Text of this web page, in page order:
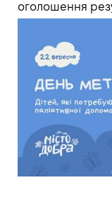
оголошення